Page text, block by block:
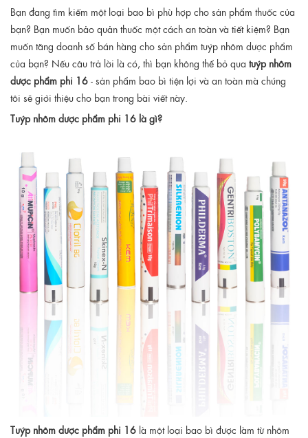
Bạn đang tìm kiếm một loại bao bì phù hợp cho sản phẩm thuốc của
bạn? Bạn muốn bảo quản thuốc một cách an toàn và tiết kiệm? Bạn
muốn tăng doanh số bán hàng cho sản phẩm tuýp nhôm dược phẩm
của bạn? Nếu câu trả lời là có, thì bạn không thể bỏ qua tuýp nhôm
dược phẩm phi 16 - sản phẩm bao bì tiện lợi và an toàn mà chúng
tôi sẽ giới thiệu cho bạn trong bài viết này.
Tuýp nhôm dược phẩm phi 16 là gì?
Tuýp nhôm dược phẩm phi 16 là một loại bao bì được làm từ nhôm